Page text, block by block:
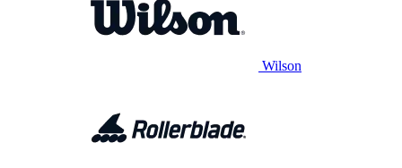
Wilson